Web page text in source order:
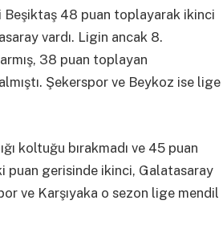
48 puan toplayarak ikinci
vardı. Ligin ancak 8.
38 puan toplayan
Şekerspor ve Beykoz ise lige
koltuğu bırakmadı ve 45 puan
puan gerisinde ikinci, Galatasaray
ve Karşıyaka o sezon lige mendil